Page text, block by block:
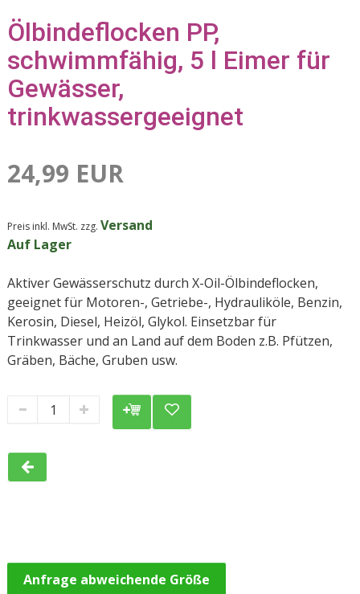
Ölbindeflocken PP,
schwimmfähig, 5 l Eimer für
Gewässer,
trinkwassergeeignet
24,99 EUR
Preis inkl. MwSt. zzg. Versand
Auf Lager
Aktiver Gewässerschutz durch X-Oil-Ölbindeflocken,
geeignet für Motoren-, Getriebe-, Hydrauliköle, Benzin,
Kerosin, Diesel, Heizöl, Glykol. Einsetzbar für
Trinkwasser und an Land auf dem Boden z.B. Pfützen,
Gräben, Bäche, Gruben usw.
Anfrage abweichende Größe